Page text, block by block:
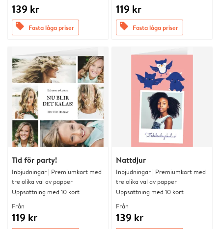
139 kr
offers Fasta låga priser
119 kr
offers Fasta låga priser
Tid för party!
Inbjudningar | Premiumkort med
tre olika val av papper
Uppsättning med 10 kort
Från
119 kr
Nattdjur
Inbjudningar | Premiumkort med
tre olika val av papper
Uppsättning med 10 kort
Från
139 kr